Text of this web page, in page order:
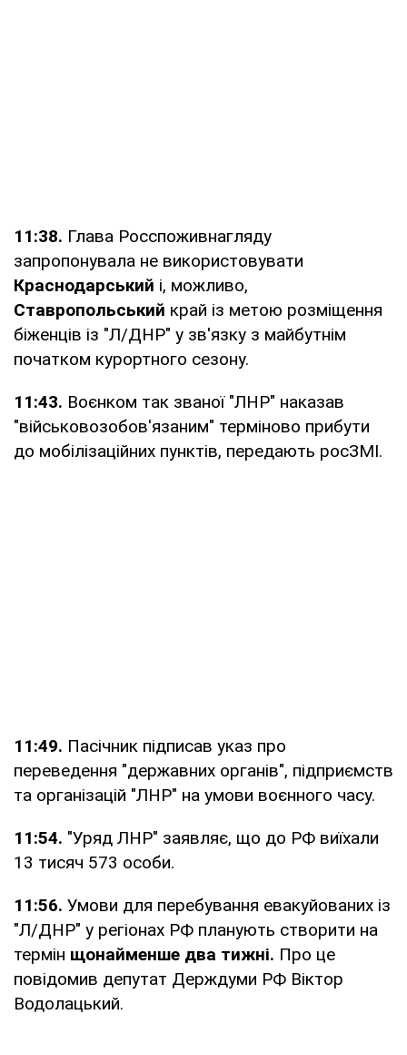
11:38. Глава Росспоживнагляду
запропонувала не використовувати
Краснодарський і, можливо,
Ставропольський край із метою розміщення
біженців із "Л/ДНР" у зв'язку з майбутнім
початком курортного сезону.
11:43. Воєнком так званої "ЛНР" наказав
"військовозобов'язаним" терміново прибути
до мобілізаційних пунктів, передають росЗМІ.
11:49. Пасічник підписав указ про
переведення "державних органів", підприємств
та організацій "ЛНР" на умови воєнного часу.
11:54. "Уряд ЛНР" заявляє, що до РФ виїхали
13 тисяч 573 особи.
11:56. Умови для перебування евакуйованих із
"Л/ДНР" у регіонах РФ планують створити на
термін щонайменше два тижні. Про це
повідомив депутат Держдуми РФ Віктор
Водолацький.